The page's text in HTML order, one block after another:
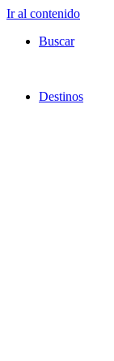
Ir al contenido
Buscar
Destinos